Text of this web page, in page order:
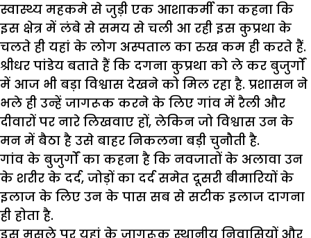
स्वास्थ्य महकमे से जुड़ी एक आशाकर्मी का कहना कि
इस क्षेत्र में लंबे से समय से चली आ रही इस कुप्रथा के
चलते ही यहां के लोग अस्पताल का रुख कम ही करते हैं.
श्रीधर पांडेय बताते हैं कि दगना कुप्रथा को ले कर बुजुर्गों
में आज भी बड़ा विश्वास देखने को मिल रहा है. प्रशासन ने
भले ही उन्हें जागरूक करने के लिए गांव में रैली और
दीवारों पर नारे लिखवाए हों, लेकिन जो विश्वास उन के
मन में बैठा है उसे बाहर निकलना बड़ी चुनौती है.
गांव के बुजुर्गों का कहना है कि नवजातों के अलावा उन
के शरीर के दर्द, जोड़ों का दर्द समेत दूसरी बीमारियों के
इलाज के लिए उन के पास सब से सटीक इलाज दागना
ही होता है.
इस मसले पर यहां के जागरूक स्थानीय निवासियों और